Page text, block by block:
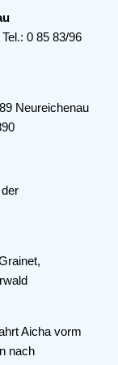
0 85 83/96
Neureichenau
Aicha vorm
nach